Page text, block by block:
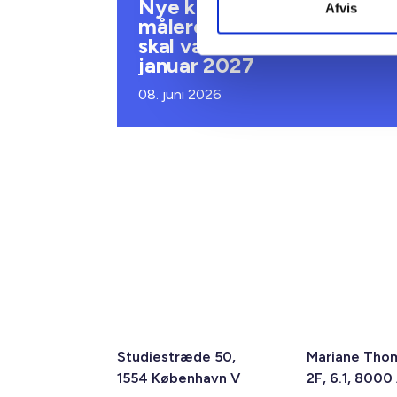
Afvis
Nye krav om fjernaflæste
målere – alle ejendomme
skal være klar senest 1.
januar 2027
08. juni 2026
Studiestræde 50,
1554 København V
Mariane
2F, 6.1, 8000